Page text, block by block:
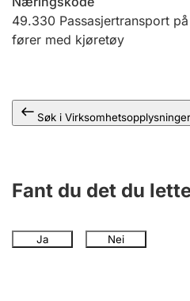
Offentlig sektor
49.330 Passasjertransport
fører med kjøretøy
Søk i Virksomhetsopplysninger
Fant du det du
Ja Nei